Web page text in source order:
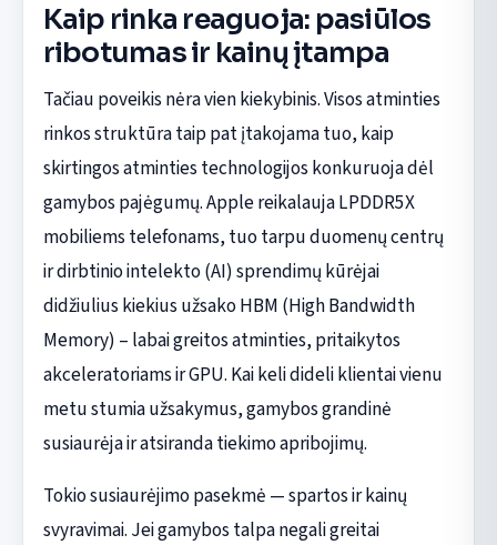
Kaip rinka reaguoja: pasiūlos
ribotumas ir kainų įtampa
Tačiau poveikis nėra vien kiekybinis. Visos atminties
rinkos struktūra taip pat įtakojama tuo, kaip
skirtingos atminties technologijos konkuruoja dėl
gamybos pajėgumų. Apple reikalauja LPDDR5X
mobiliems telefonams, tuo tarpu duomenų centrų
ir dirbtinio intelekto (AI) sprendimų kūrėjai
didžiulius kiekius užsako HBM (High Bandwidth
Memory) – labai greitos atminties, pritaikytos
akceleratoriams ir GPU. Kai keli dideli klientai vienu
metu stumia užsakymus, gamybos grandinė
susiaurėja ir atsiranda tiekimo apribojimų.
Tokio susiaurėjimo pasekmė — spartos ir kainų
svyravimai. Jei gamybos talpa negali greitai